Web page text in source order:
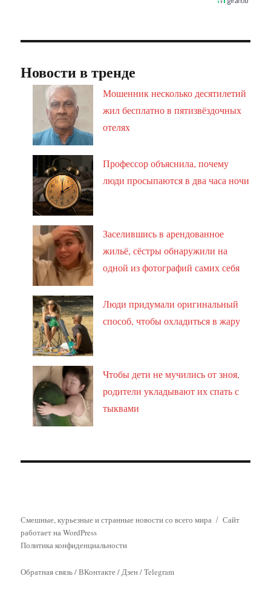
Новости в тренде
Мошенник несколько десятилетий
жил бесплатно в пятизвёздочных
отелях
Профессор объяснила, почему
люди просыпаются в два часа ночи
Заселившись в арендованное
жильё, сёстры обнаружили на
одной из фотографий самих себя
Люди придумали оригинальный
способ, чтобы охладиться в жару
Чтобы дети не мучились от зноя,
родители укладывают их спать с
тыквами
Смешные, курьезные и странные новости со всего мира
Сайт
работает на WordPress
Политика конфиденциальности
Обратная связь/ВКонтакте/Дзен/Telegram